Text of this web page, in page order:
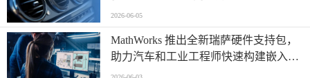
2026-06-05
MathWorks 推出全新瑞萨硬件支持包，
助力汽车和工业工程师快速构建嵌入式
系统原型